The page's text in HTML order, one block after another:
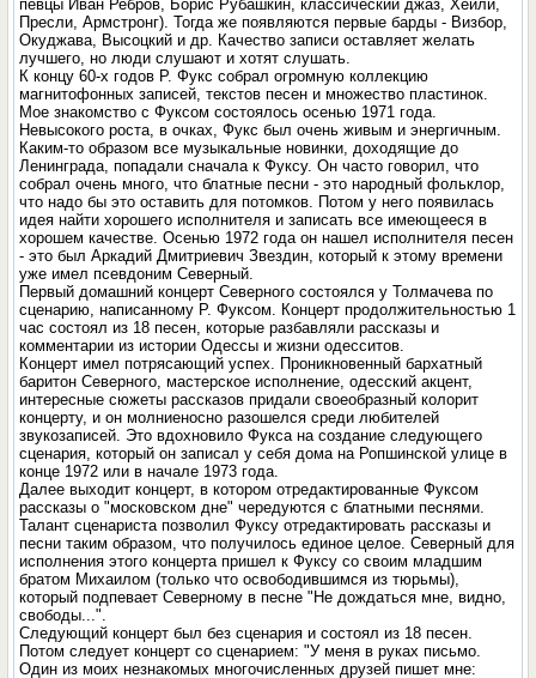
певцы Иван Ребров, Борис Рубашкин, классический джаз, Хейли,
Пресли, Армстронг). Тогда же появляются первые барды - Визбор,
Окуджава, Высоцкий и др. Качество записи оставляет желать
лучшего, но люди слушают и хотят слушать.
К концу 60-х годов Р. Фукс собрал огромную коллекцию
магнитофонных записей, текстов песен и множество пластинок.
Мое знакомство с Фуксом состоялось осенью 1971 года.
Невысокого роста, в очках, Фукс был очень живым и энергичным.
Каким-то образом все музыкальные новинки, доходящие до
Ленинграда, попадали сначала к Фуксу. Он часто говорил, что
собрал очень много, что блатные песни - это народный фольклор,
что надо бы это оставить для потомков. Потом у него появилась
идея найти хорошего исполнителя и записать все имеющееся в
хорошем качестве. Осенью 1972 года он нашел исполнителя песен
- это был Аркадий Дмитриевич Звездин, который к этому времени
уже имел псевдоним Северный.
Первый домашний концерт Северного состоялся у Толмачева по
сценарию, написанному Р. Фуксом. Концерт продолжительностью 1
час состоял из 18 песен, которые разбавляли рассказы и
комментарии из истории Одессы и жизни одесситов.
Концерт имел потрясающий успех. Проникновенный бархатный
баритон Северного, мастерское исполнение, одесский акцент,
интересные сюжеты рассказов придали своеобразный колорит
концерту, и он молниеносно разошелся среди любителей
звукозаписей. Это вдохновило Фукса на создание следующего
сценария, который он записал у себя дома на Ропшинской улице в
конце 1972 или в начале 1973 года.
Далее выходит концерт, в котором отредактированные Фуксом
рассказы о "московском дне" чередуются с блатными песнями.
Талант сценариста позволил Фуксу отредактировать рассказы и
песни таким образом, что получилось единое целое. Северный для
исполнения этого концерта пришел к Фуксу со своим младшим
братом Михаилом (только что освободившимся из тюрьмы),
который подпевает Северному в песне "Не дождаться мне, видно,
свободы...".
Следующий концерт был без сценария и состоял из 18 песен.
Потом следует концерт со сценарием: "У меня в руках письмо.
Один из моих незнакомых многочисленных друзей пишет мне: